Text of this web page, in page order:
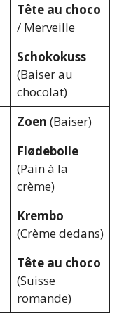
Tête au choco
/ Merveille
Schokokuss
(Baiser au
chocolat)
Zoen (Baiser)
Flødebolle
(Pain à la
crème)
Krembo
(Crème dedans)
Tête au choco
(Suisse
romande)